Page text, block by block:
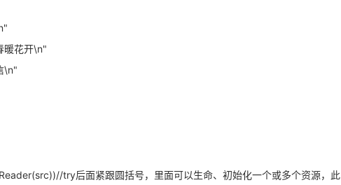
花开\n"
\n"
try后面紧跟圆括号，里面可以生命、初始化一个或多个资源，此